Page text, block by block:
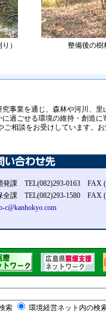
） 整備後の樹
事業を通じ、森林や河川、
過ごせる環境の維持・創造
相談をお受けしています。お
発課 TEL(082)293-0163 FAX
全課 TEL(082)293-1580 FAX
c@kanhokyo.com
索 環境経営ネット内の検